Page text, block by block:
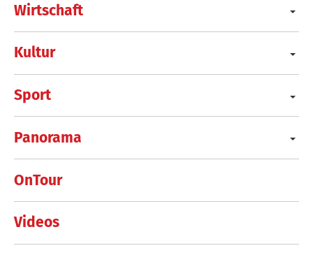
Wirtschaft
Kultur
Sport
Panorama
OnTour
Videos